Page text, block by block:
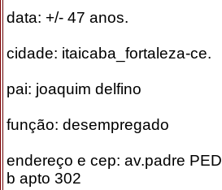
data: +/- 47 anos.
cidade: itaicaba_fortaleza-ce.
pai: joaquim delfino
função: desempregado
endereço e cep: av.padre
b apto 302